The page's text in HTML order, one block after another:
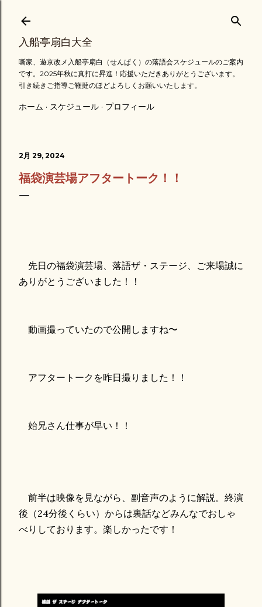
スキップしてメイン コンテンツに移動
入船亭扇白大全
噺家、遊京改メ入船亭扇白（せんぱく）の落語会スケジュールのご案内
です。2025年秋に真打に昇進！応援いただきありがとうございます。
引き続きご指導ご鞭撻のほどよろしくお願いいたします。
ホーム スケジュール プロフィール
2月 29, 2024
福袋演芸場アフタートーク！！
先日の福袋演芸場、落語ザ・ステージ、ご来場誠に
ありがとうございました！！
動画撮っていたので公開しますね〜
アフタートークを昨日撮りました！！
始兄さん仕事が早い！！
前半は映像を見ながら、副音声のように解説。終演
後（24分後くらい）からは裏話などみんなでおしゃ
べりしております。楽しかったです！